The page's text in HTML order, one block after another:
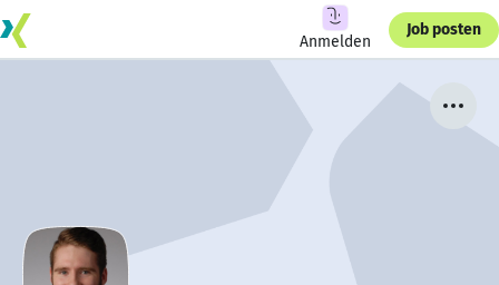
Anmelden
Job posten